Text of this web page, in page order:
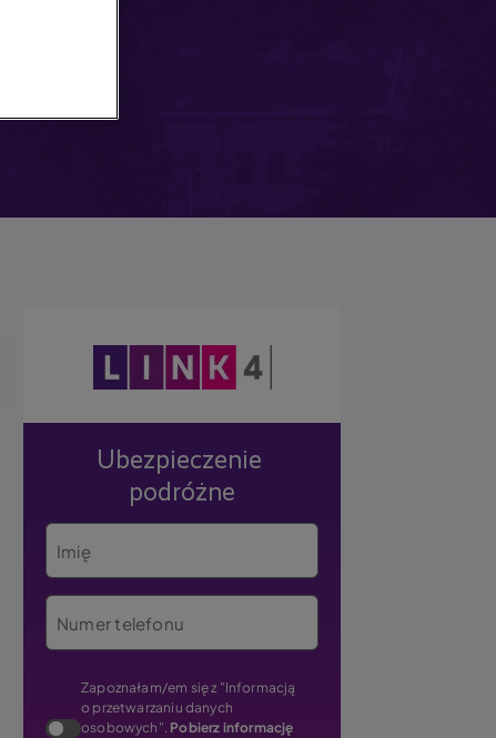
Obraz
Ubezpieczenie
podróżne
Imię
Numer telefonu
Zapoznałam/em się z "Informacją
o przetwarzaniu danych
osobowych". Pobierz informację